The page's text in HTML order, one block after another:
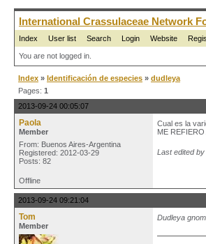
International Crassulaceae Network
Index User list Search Login Website
You are not logged in.
Index » Identificación de especies » dudleya
Pages: 1
2013-09-24 00:05:07
Paola
Member
From: Buenos Aires-Argentina
Registered: 2012-03-29
Posts: 82
Cual es la
ME
Last edited
Offline
2013-09-24 09:21:04
Tom
Member
Dudleya